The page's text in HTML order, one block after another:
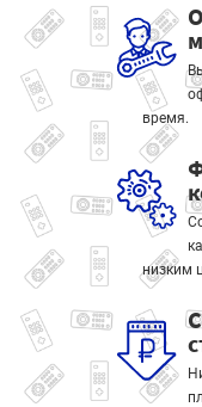
время.
низким